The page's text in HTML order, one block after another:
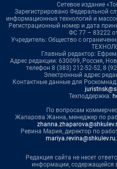
Сетевое издание
Зарегистрировано Федеральной
информационных технологий и
Регистрационный номер и дата
ФС 77 – 83222
Учредитель: Общество с
Главный редактор:
Адрес редакции: 630099, Россия,
телефон 8 (383) 212-52-52, 8
Электронный адрес
Контактные данные для
Техподдержка:
По вопросам
Жапарова Жанна, менеджер по
Ревина Мария, директор по
mariya.revina@shkulev.ru
Редакция сайта не несет
информации, содержащейся